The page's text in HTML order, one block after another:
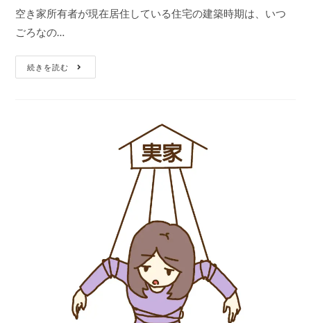
空き家所有者が現在居住している住宅の建築時期は、いつ
ごろなの…
続きを読む